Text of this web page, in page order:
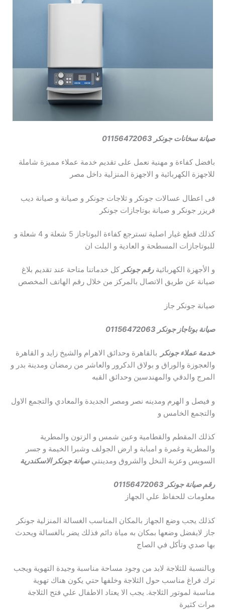
صيانة سخانات جونكر
بافضل كفاءة و مهنية نعمل على تقديم خدمة عملاء مميزة شاملة
للاجهزة الكهربائية و الاجهزة المنزلية داخل مصر
فى اعطال عسالات جونكر و ثلاجات جونكر و صيانة و صيانة ديب
فريزر جونكر و صيانة بوتاجازات جونكر
كذلك قطع غيار اصلية تسترجع كفاءة البوتاجاز 5 شعلة و 4 شعلة و
للبوتاجازات المسطحة و العادية و البلت ان
و الأجهزة الكهربائيةرقم جونكر كل خدماتنا متاحة عند تقديم بلاغ
صيانة عن طريق الاتصال بالمركز من خلال رقم الهاتف المخصص
صيانة جونكر جاز
صيانة بوتاجاز جونكر
خدمة عملاء جونكر
بالقاهرة وحدائق الاهرام والشيخ زايد و القاهرة
والعجوزة والوراق و بولاق الدكرور والعاشر من رمضان ومدينة بدر و
المرج والدقي والمهندسين وحدائق القبه
و فيصل و الهرم ومدينه نصر ومصر الجديدة والمعادي والتجمع الاول
والتجمع الخامس و
كذلك المقطم والقطامية وعين شمس و الزتون والمطرية
والمطرية وغمرة و امبابة و ارض الجولف وشبرا الخيمة و جسر
السويس وعزبة النخل والشروق ومدينتيصيانة جونكر الاسكندرية
رقم صيانة جونكر 01156472063
معلومات للحفاظ علي الجهاز
كذلك يجب وضع الجهاز بالمكان المناسب الغسالة المنزلية جونكر
جاز لايفضل وضعها بمكان به مياة دائم فذلك يضر بالغسالة ويحدث
بها صدي وتأكل في الصاج
وبالنسبة للثلاجة لابد من وجود مساحة مناسبة وجيدة التهوية ويجب
ترك فراغ مناسب حول الثلاجة وخلفها حتي يكون هناك تهوية
مناسبة لموتور الثلاجة. يجب الا يعتاد الاطفال علي فتح الثلاجة
مرات كثيرة